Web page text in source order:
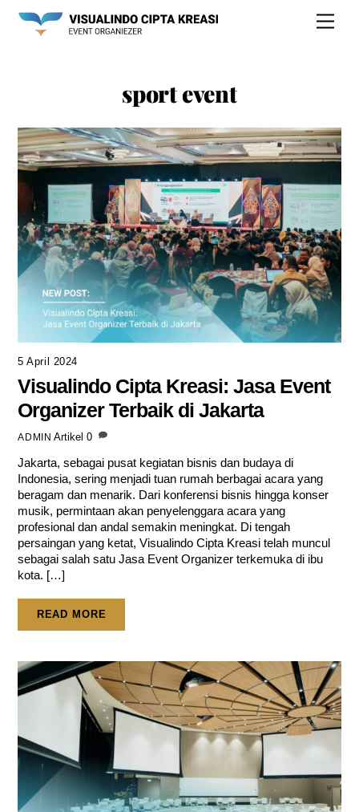
sport event
5 April 2024
Visualindo Cipta Kreasi: Jasa Event
Organizer Terbaik di Jakarta
ADMIN Artikel 0
Jakarta, sebagai pusat kegiatan bisnis dan budaya di
Indonesia, sering menjadi tuan rumah berbagai acara yang
beragam dan menarik. Dari konferensi bisnis hingga konser
musik, permintaan akan penyelenggara acara yang
profesional dan andal semakin meningkat. Di tengah
persaingan yang ketat, Visualindo Cipta Kreasi telah muncul
sebagai salah satu Jasa Event Organizer terkemuka di ibu
kota. […]
READ MORE